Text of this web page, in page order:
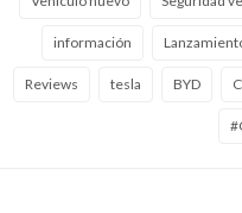
información
Reviews tesla BYD